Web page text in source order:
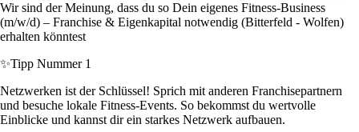
Wir sind der Meinung, dass du so Dein eigenes Fitness-Business
(m/w/d) – Franchise & Eigenkapital notwendig (Bitterfeld - Wolfen)
erhalten könntest
✨Tipp Nummer 1
Netzwerken ist der Schlüssel! Sprich mit anderen Franchisepartnern
und besuche lokale Fitness-Events. So bekommst du wertvolle
Einblicke und kannst dir ein starkes Netzwerk aufbauen.